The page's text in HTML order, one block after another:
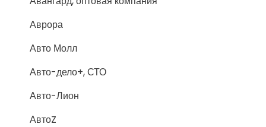
Аврора
Авто Молл
Авто-дело+, СТО
Авто-Лион
АвтоZ